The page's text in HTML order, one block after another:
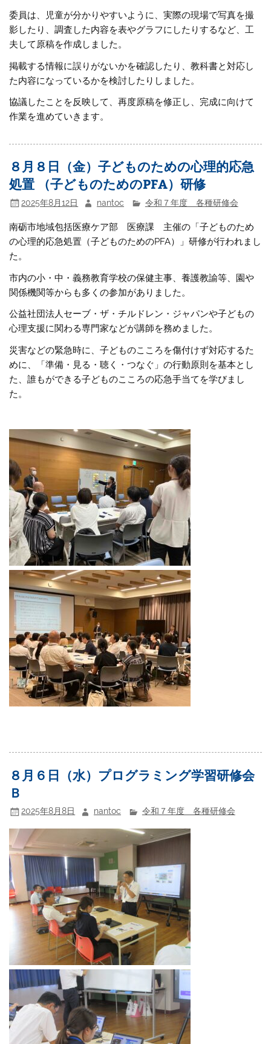
委員は、児童が分かりやすいように、実際の現場で写真を撮
影したり、調査した内容を表やグラフにしたりするなど、工
夫して原稿を作成しました。
掲載する情報に誤りがないかを確認したり、教科書と対応し
た内容になっているかを検討したりしました。
協議したことを反映して、再度原稿を修正し、完成に向けて
作業を進めていきます。
８月８日（金）子どものための心理的応急
処置 （子どものためのPFA）研修
2025年8月12日 nantoc 令和７年度 各種研修会
南砺市地域包括医療ケア部 医療課 主催の「子どものため
の心理的応急処置（子どものためのPFA）」研修が行われまし
た。
市内の小・中・義務教育学校の保健主事、養護教諭等、園や
関係機関等からも多くの参加がありました。
公益社団法人セーブ・ザ・チルドレン・ジャパンや子どもの
心理支援に関わる専門家などが講師を務めました。
災害などの緊急時に、子どものこころを傷付けず対応するた
めに、「準備・見る・聴く・つなぐ」の行動原則を基本とし
た、誰もができる子どものこころの応急手当てを学びまし
た。
８月６日（水）プログラミング学習研修会
Ｂ
2025年8月8日 nantoc 令和７年度 各種研修会